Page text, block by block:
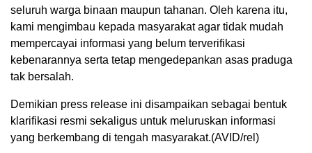
seluruh warga binaan maupun tahanan. Oleh karena itu,
kami mengimbau kepada masyarakat agar tidak mudah
mempercayai informasi yang belum terverifikasi
kebenarannya serta tetap mengedepankan asas praduga
tak bersalah.
Demikian press release ini disampaikan sebagai bentuk
klarifikasi resmi sekaligus untuk meluruskan informasi
yang berkembang di tengah masyarakat.(AVID/rel)